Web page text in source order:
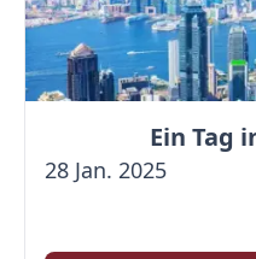
Ein Tag
28 Jan. 2025